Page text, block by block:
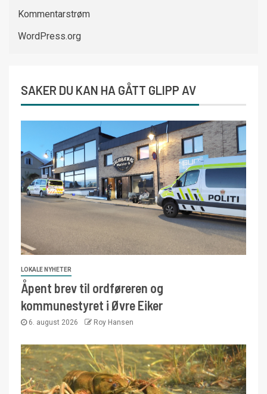
Kommentarstrøm
WordPress.org
SAKER DU KAN HA GÅTT GLIPP AV
LOKALE NYHETER
Åpent brev til ordføreren og
kommunestyret i Øvre Eiker
6. august 2026 Roy Hansen